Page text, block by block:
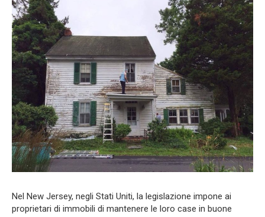
Nel New Jersey, negli Stati Uniti, la legislazione impone ai
proprietari di immobili di mantenere le loro case in buone